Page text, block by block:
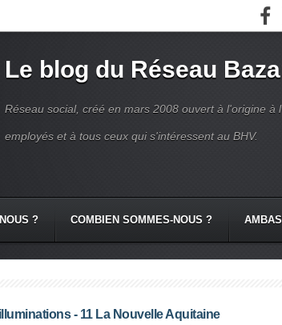
Le blog du Réseau
Réseau social, créé en mars 2008 ouvert à l'origine à
employés et à tous ceux qui s'intéressent au BHV.
? COMBIEN SOMMES-NOUS ?
- 11 La Nouvelle Aquitaine